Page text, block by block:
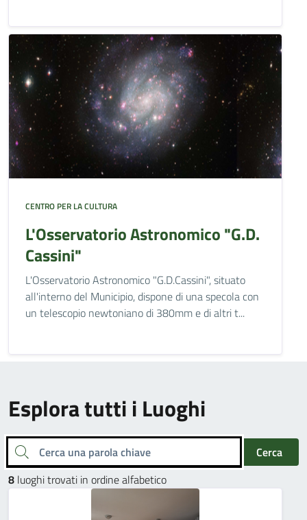
CENTRO PER LA CULTURA
L'Osservatorio Astronomico "G.D.
Cassini"
L'Osservatorio Astronomico "G.D.Cassini", situato
all'interno del Municipio, dispone di una specola con
un telescopio newtoniano di 380mm e di altri t...
Esplora tutti i Luoghi
Cerca una parola chiave
Cerca
8 luoghi trovati in ordine alfabetico